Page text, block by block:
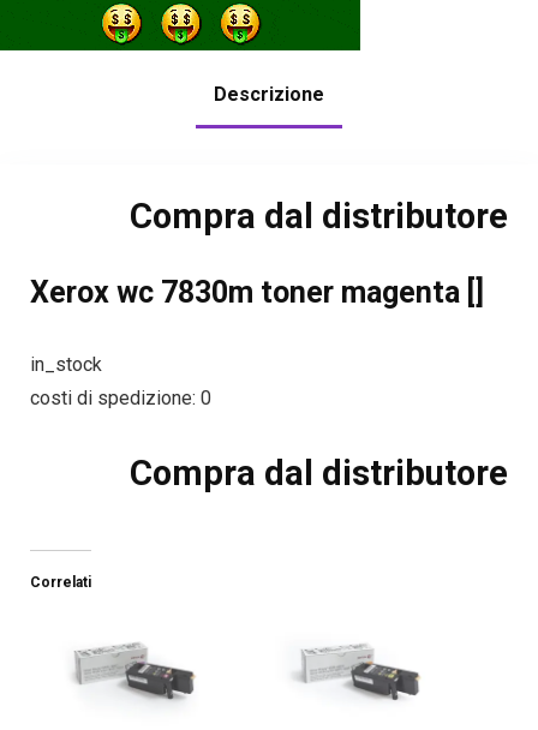
Descrizione
Compra dal distributore
Xerox wc 7830m toner magenta []
in_stock
costi di spedizione: 0
Compra dal distributore
Correlati